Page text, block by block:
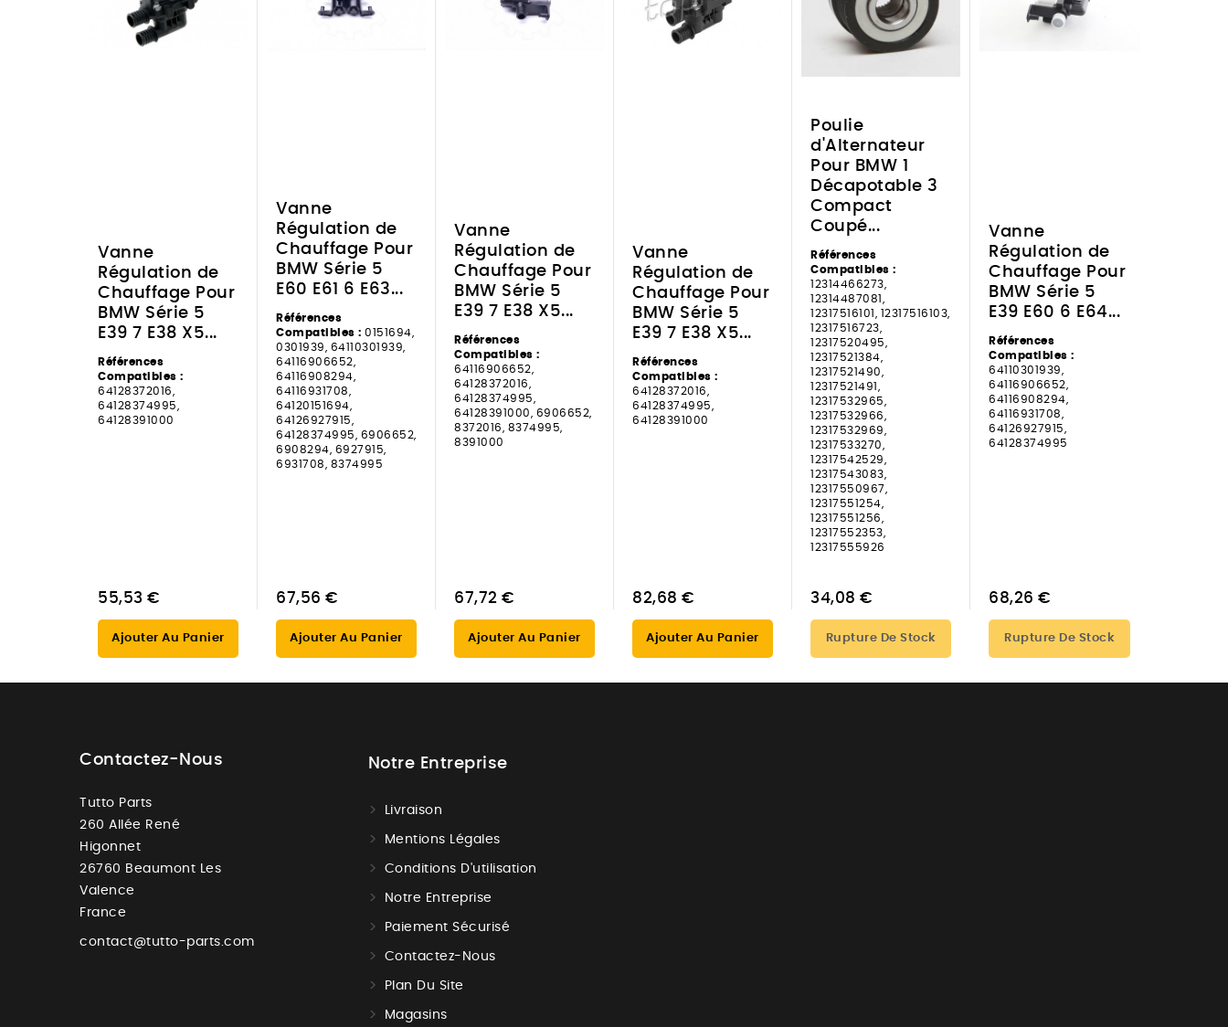
Vanne
Régulation de
Chauffage Pour
BMW Série 5
E39 7 E38 X5...
Références
Compatibles :
64128372016,
64128374995,
64128391000
55,53 €
Ajouter Au Panier
Vanne
Régulation de
Chauffage Pour
BMW Série 5
E60 E61 6 E63...
Références
Compatibles : 0151694,
0301939, 64110301939,
64116906652,
64116908294,
64116931708,
64120151694,
64126927915,
64128374995, 6906652,
6908294, 6927915,
6931708, 8374995
67,56 €
Ajouter Au Panier
Vanne
Régulation de
Chauffage Pour
BMW Série 5
E39 7 E38 X5...
Références
Compatibles :
64116906652,
64128372016,
64128374995,
64128391000, 6906652,
8372016, 8374995,
8391000
67,72 €
Ajouter Au Panier
Vanne
Régulation de
Chauffage Pour
BMW Série 5
E39 7 E38 X5...
Références
Compatibles :
64128372016,
64128374995,
64128391000
82,68 €
Ajouter Au Panier
Poulie
d'Alternateur
Pour BMW 1
Décapotable 3
Compact
Coupé...
Références
Compatibles :
12314466273,
12314487081,
12317516101, 12317516103,
12317516723,
12317520495,
12317521384,
12317521490,
12317521491,
12317532965,
12317532966,
12317532969,
12317533270,
12317542529,
12317543083,
12317550967,
12317551254,
12317551256,
12317552353,
12317555926
34,08 €
Rupture De Stock
Vanne
Régulation de
Chauffage Pour
BMW Série 5
E39 E60 6 E64...
Références
Compatibles :
64110301939,
64116906652,
64116908294,
64116931708,
64126927915,
64128374995
68,26 €
Rupture De Stock
Contactez-Nous
Tutto Parts
260 Allée René
Higonnet
26760 Beaumont Les
Valence
France
contact@tutto-parts.com
Notre Entreprise
Livraison
Mentions Légales
Conditions D'utilisation
Notre Entreprise
Paiement Sécurisé
Contactez-Nous
Plan Du Site
Magasins